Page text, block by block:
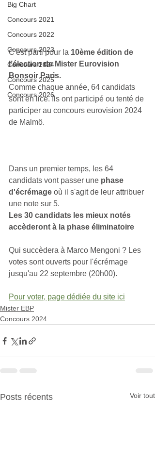
Big Chart
Concours 2021
Concours 2022
Concours 2023
Concours 2024
Concours 2025
Concours 2026
C'est parti pour la 10ème édition de
l’élection de Mister Eurovision
Bonsoir Paris.
Comme chaque année, 64 candidats
sont en lice. Ils ont participé ou tenté de
participer au concours eurovision 2024
de Malmö.
Dans un premier temps, les 64
candidats vont passer une phase
d'écrémage où il s'agit de leur attribuer
une note sur 5.
Les 30 candidats les mieux notés
accèderont à la phase éliminatoire
Qui succèdera à Marco Mengoni ? Les
votes sont ouverts pour l'écrémage
jusqu'au 22 septembre (20h00).
Pour voter, page dédiée du site ici
Mister EBP
Concours 2024
Posts récents Voir tout